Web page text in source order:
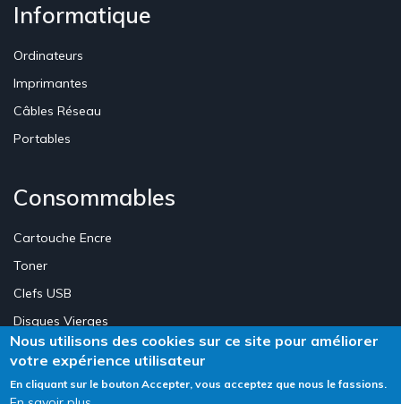
Informatique
Ordinateurs
Imprimantes
Câbles Réseau
Portables
Consommables
Cartouche Encre
Toner
Clefs USB
Disques Vierges
Création Site E-commerce Luxembourg - Neweb Creations
Nous utilisons des cookies sur ce site pour améliorer
votre expérience utilisateur
En cliquant sur le bouton Accepter, vous acceptez que nous le fassions.